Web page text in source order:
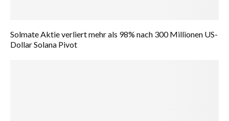
Solmate Aktie verliert mehr als 98% nach 300 Millionen US-
Dollar Solana Pivot